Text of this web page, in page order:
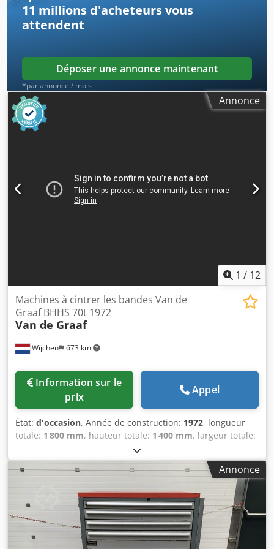
1600 x 1350 mm (h). Csdpozmyp Ajfx Aa Eerf Poids : 950 kg.
11 millions d'acheteursvous
attendent
Déposer une annonce maintenant
*par annonce / mois
Annonce
1 / 12
Wijchen 673 km
Machines à cintrer les bandes Van de
Graaf BHHS 70t 1972
Van de Graaf
prix
Appel
État: d'occasion, Année de construction: 1972, longueur
totale: 1 800 mm, hauteur totale: 1 400 mm, largeur totale:
, Couleur : Vert Poids à vide : 2 000 kg Prix : Sur
demande Crsdpfszm N Rijx Aa Ejf - Année de fabrication :
1972 - Documentation disponible : Non - Certificat CE : Non
- Commande : Conventionnelle - Dimensions de transport :
1 800 mm x 2 250 mm x 1 400 mm (L x l x h) - Poids de
transport [kg] : 2 000 kg - Emballages de transport [unité] :
1 Informations financières TVA : Le prix indiqué est majoré
de la TVA TVA/régime de marge : TVA déductible pour les
Annonce